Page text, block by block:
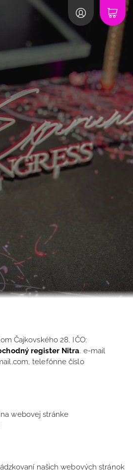
Čajkovského 28, IČO:
register Nitra. e-mail
telefónne číslo
webovej stránke
našich webových stránok